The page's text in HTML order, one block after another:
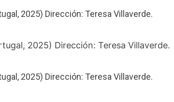
2025) Dirección: Teresa Villaverde.
2025) Dirección: Teresa Villaverde.
2025) Dirección: Teresa Villaverde.